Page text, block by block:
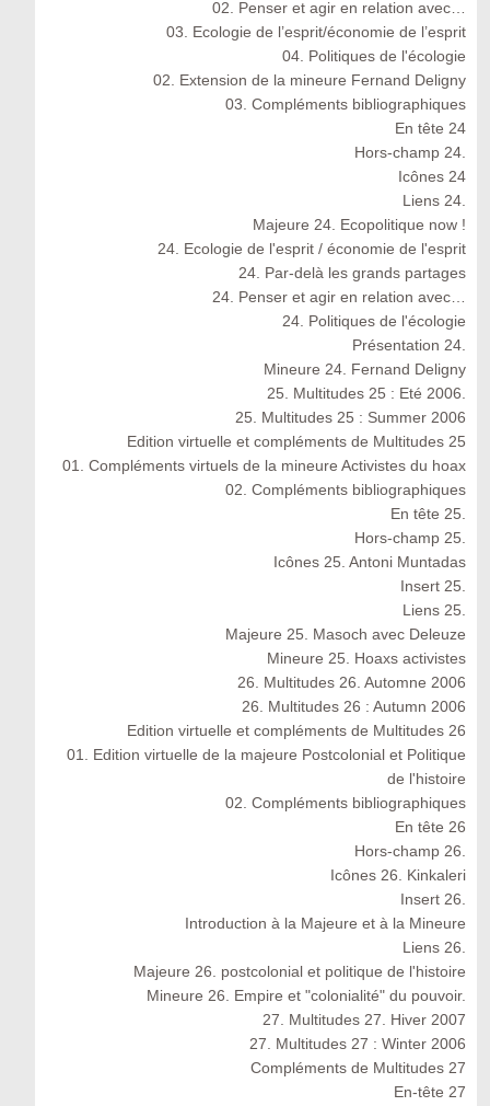
02. Penser et agir en relation avec…
03. Ecologie de l’esprit/économie de l’esprit
04. Politiques de l'écologie
02. Extension de la mineure Fernand Deligny
03. Compléments bibliographiques
En tête 24
Hors-champ 24.
Icônes 24
Liens 24.
Majeure 24. Ecopolitique now !
24. Ecologie de l'esprit / économie de l'esprit
24. Par-delà les grands partages
24. Penser et agir en relation avec…
24. Politiques de l'écologie
Présentation 24.
Mineure 24. Fernand Deligny
25. Multitudes 25 : Eté 2006.
25. Multitudes 25 : Summer 2006
Edition virtuelle et compléments de Multitudes 25
01. Compléments virtuels de la mineure Activistes du hoax
02. Compléments bibliographiques
En tête 25.
Hors-champ 25.
Icônes 25. Antoni Muntadas
Insert 25.
Liens 25.
Majeure 25. Masoch avec Deleuze
Mineure 25. Hoaxs activistes
26. Multitudes 26. Automne 2006
26. Multitudes 26 : Autumn 2006
Edition virtuelle et compléments de Multitudes 26
01. Edition virtuelle de la majeure Postcolonial et Politique
de l'histoire
02. Compléments bibliographiques
En tête 26
Hors-champ 26.
Icônes 26. Kinkaleri
Insert 26.
Introduction à la Majeure et à la Mineure
Liens 26.
Majeure 26. postcolonial et politique de l'histoire
Mineure 26. Empire et "colonialité" du pouvoir.
27. Multitudes 27. Hiver 2007
27. Multitudes 27 : Winter 2006
Compléments de Multitudes 27
En-tête 27